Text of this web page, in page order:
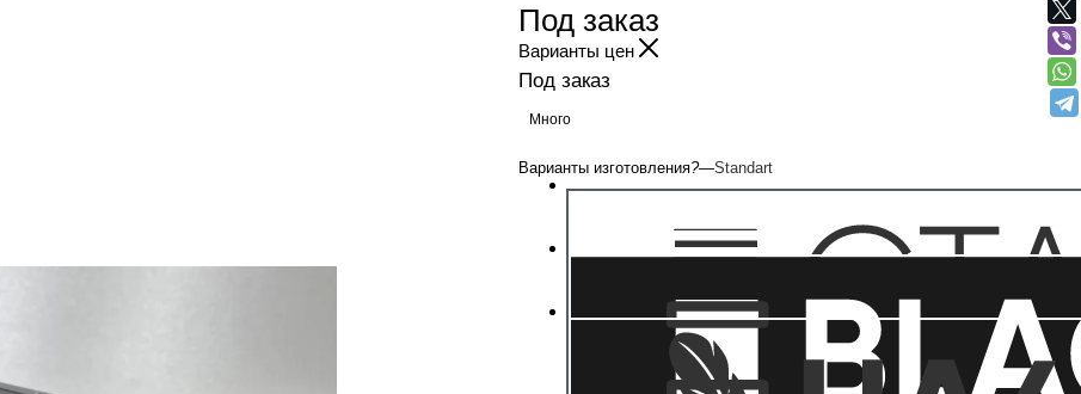
Под заказ
Варианты цен
Под заказ
Много
Варианты изготовления?—Standart